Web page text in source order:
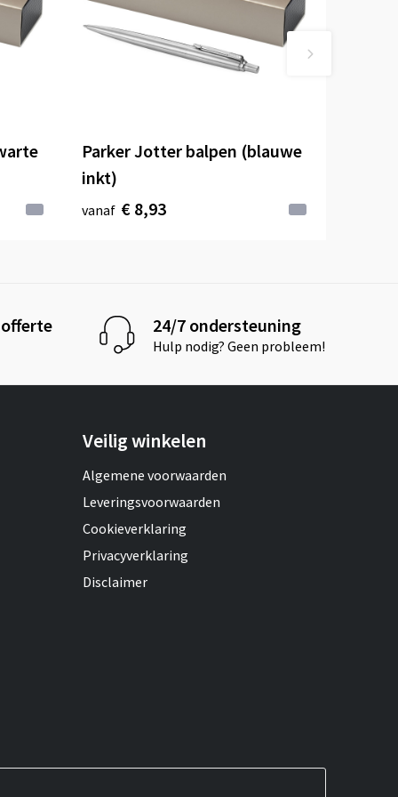
Parker Jotter balpen (blauwe
inkt)
vanaf € 8,93
offerte 24/7 ondersteuning
Hulp nodig? Geen probleem!
Veilig winkelen
Algemene voorwaarden
Leveringsvoorwaarden
Cookieverklaring
Privacyverklaring
Disclaimer